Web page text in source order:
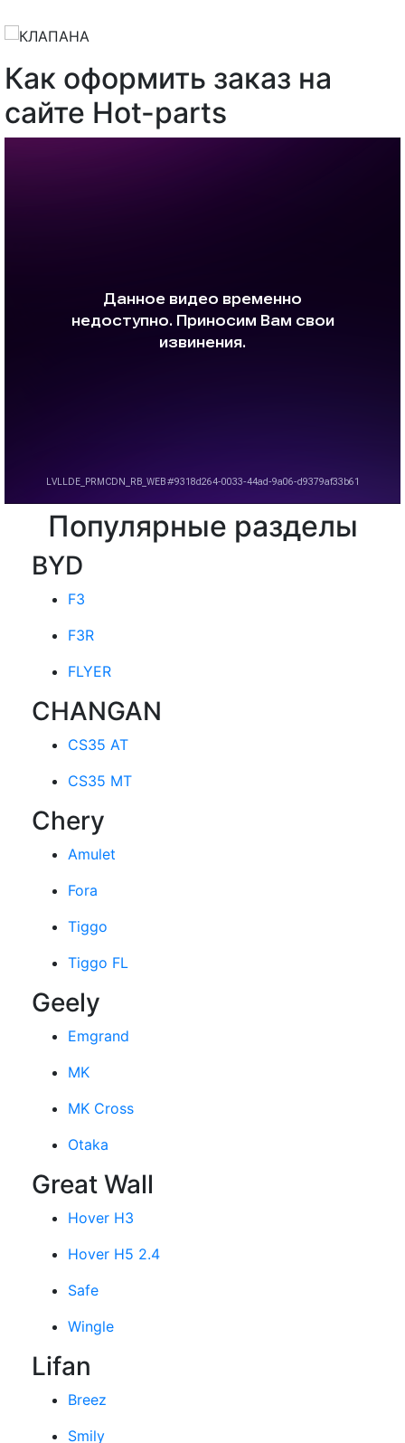
Как оформить заказ на
сайте Hot-parts
Популярные разделы
BYD
F3
F3R
FLYER
CHANGAN
CS35 AT
CS35 MT
Chery
Amulet
Fora
Tiggo
Tiggo FL
Geely
Emgrand
MK
MK Cross
Otaka
Great Wall
Hover H3
Hover H5 2.4
Safe
Wingle
Lifan
Breez
Smily